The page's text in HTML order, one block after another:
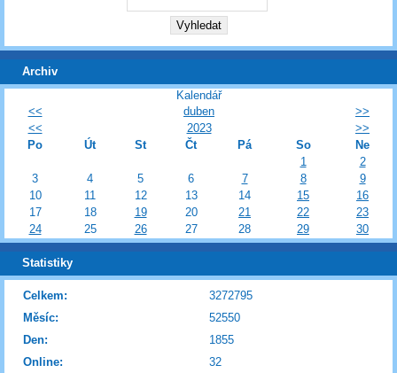
Archiv
Kalendář
<<
duben
>>
<<
2023
>>
Po
Út St Čt Pá So
Ne
1
2
3
4 5 6 7 8
9
10
11 12 13 14 15
16
17
18 19 20 21 22
23
24
25 26 27 28 29 30
Statistiky
Online: 32
Celkem:
3272795
Měsíc:
52550
Den:
1855